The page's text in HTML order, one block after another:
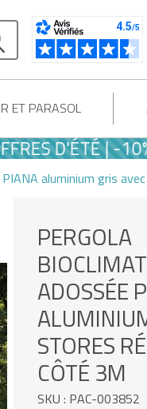
ET PARASOL
| -10%
aluminium gris
PERGOLA
ADOSSÉE
STORES
CÔTÉ 3M
SKU : PAC-003852